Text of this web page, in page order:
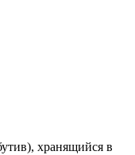
хранящийся в